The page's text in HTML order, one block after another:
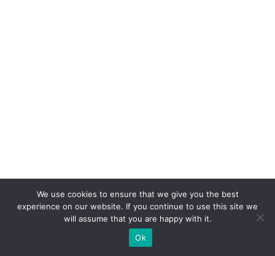
We use cookies to ensure that we give you the best
experience on our website. If you continue to use this site we
will assume that you are happy with it.
Ok